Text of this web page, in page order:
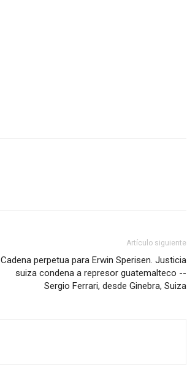
Artículo siguiente
Cadena perpetua para Erwin Sperisen. Justicia
suiza condena a represor guatemalteco --
Sergio Ferrari, desde Ginebra, Suiza